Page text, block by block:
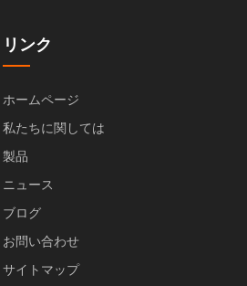
リンク
ホームページ
私たちに関しては
製品
ニュース
ブログ
お問い合わせ
サイトマップ